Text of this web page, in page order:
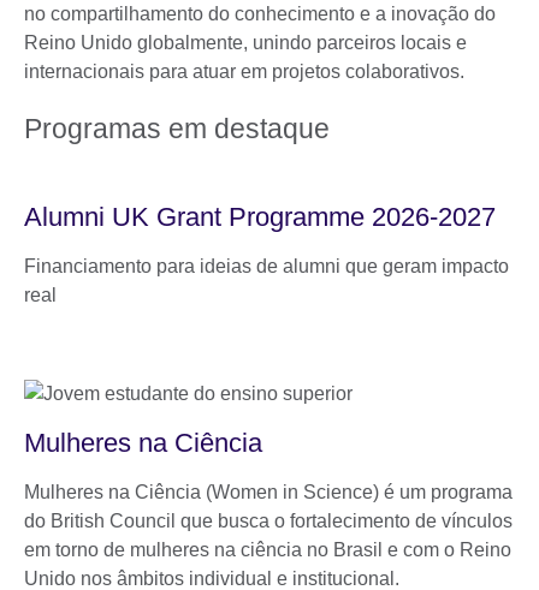
no compartilhamento do conhecimento e a inovação do
Reino Unido globalmente, unindo parceiros locais e
internacionais para atuar em projetos colaborativos.
Programas em destaque
Alumni UK Grant Programme 2026-2027
Financiamento para ideias de alumni que geram impacto
real
Mulheres na Ciência
Mulheres na Ciência (Women in Science) é um programa
do British Council que busca o fortalecimento de vínculos
em torno de mulheres na ciência no Brasil e com o Reino
Unido nos âmbitos individual e institucional.